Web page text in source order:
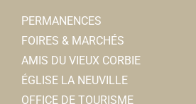
PERMANENCES
FOIRES & MARCHÉS
AMIS DU VIEUX CORBIE
ÉGLISE LA NEUVILLE
OFFICE DE TOURISME